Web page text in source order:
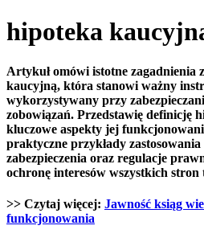
hipoteka
Artykuł omówi istotne zagadnienia
kaucyjną, która stanowi ważny
wykorzystywany przy
zobowiązań. Przedstawię definicję
kluczowe aspekty jej
praktyczne przykłady
zabezpieczenia oraz regulacje
ochronę interesów wszystkich
>> Czytaj więcej: Jawność ksiąg
funkcjonowania